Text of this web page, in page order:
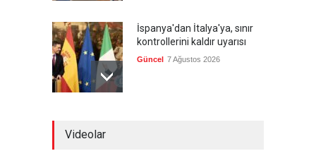
İspanya'dan İtalya'ya, sınır
kontrollerini kaldır uyarısı
Güncel 7 Ağustos 2026
Videolar